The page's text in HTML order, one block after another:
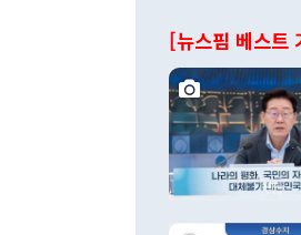
[뉴스핌 베스트